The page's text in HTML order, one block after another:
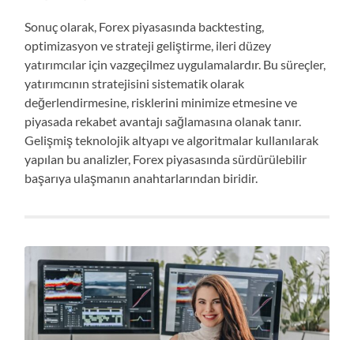
Sonuç olarak, Forex piyasasında backtesting,
optimizasyon ve strateji geliştirme, ileri düzey
yatırımcılar için vazgeçilmez uygulamalardır. Bu süreçler,
yatırımcının stratejisini sistematik olarak
değerlendirmesine, risklerini minimize etmesine ve
piyasada rekabet avantajı sağlamasına olanak tanır.
Gelişmiş teknolojik altyapı ve algoritmalar kullanılarak
yapılan bu analizler, Forex piyasasında sürdürülebilir
başarıya ulaşmanın anahtarlarından biridir.